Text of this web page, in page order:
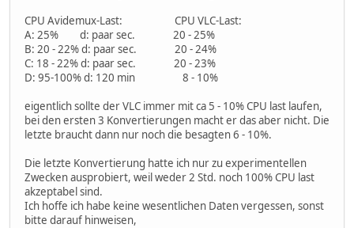
CPU Avidemux-Last: CPU VLC-Last:
A: 25% d: paar sec. 20 - 25%
B: 20 - 22% d: paar sec. 20 - 24%
C: 18 - 22% d: paar sec. 20 - 23%
D: 95-100% d: 120 min 8 - 10%
eigentlich sollte der VLC immer mit ca 5 - 10% CPU last laufen,
bei den ersten 3 Konvertierungen macht er das aber nicht. Die
letzte braucht dann nur noch die besagten 6 - 10%.
Die letzte Konvertierung hatte ich nur zu experimentellen
Zwecken ausprobiert, weil weder 2 Std. noch 100% CPU last
akzeptabel sind.
Ich hoffe ich habe keine wesentlichen Daten vergessen, sonst
bitte darauf hinweisen,